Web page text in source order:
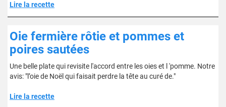
Lire la recette
Oie fermière rôtie et pommes et
poires sautées
Une belle plate qui revisite l'accord entre les oies et l 'pomme. Notre
avis: "l’oie de Noël qui faisait perdre la tête au curé de."
Lire la recette